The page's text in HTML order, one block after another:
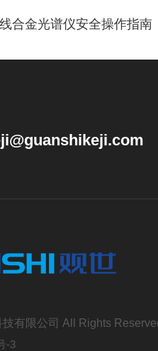
合金光谱仪安全操作指南
有限公司 All Rights
-3